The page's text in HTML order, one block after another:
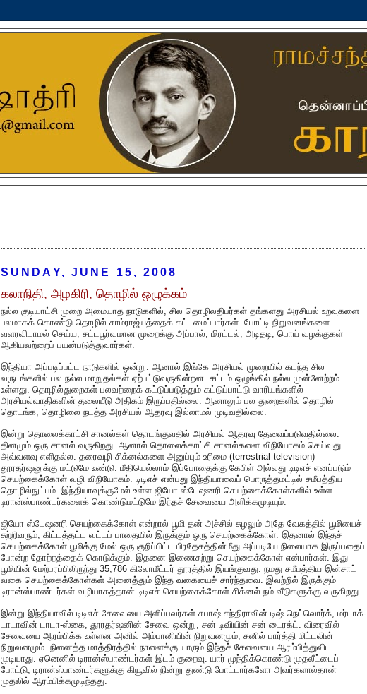
SUNDAY, JUNE 15, 2008
கலாநிதி, அழகிரி, தொழில் ஒழுக்கம்
நல்ல குடியாட்சி முறை அமையாத நாடுகளில், சில தொழிலதிபர்கள் தங்களது அரசியல் உறவுகளை
பலமாகக் கொண்டு தொழில் சாம்ராஜ்யத்தைக் கட்டமைப்பார்கள். போட்டி நிறுவனங்களை
வளரவிடாமல் செய்ய, சட்டபூர்வமான முறைக்கு அப்பால், மிரட்டல், அடிதடி, பொய் வழக்குகள்
ஆகியவற்றைப் பயன்படுத்துவார்கள்.
இந்தியா அப்படிப்பட்ட நாடுகளில் ஒன்று. ஆனால் இங்கே அரசியல் முறையில் கடந்த சில
வருடங்களில் பல நல்ல மாறுதல்கள் ஏற்பட்டுவருகின்றன. சட்டம் ஒழுங்கில் நல்ல முன்னேற்றம்
உள்ளது. தொழில்துறைகள் பலவற்றைக் கட்டுப்படுத்தும் கட்டுப்பாட்டு வாரியங்களில்
அரசியல்வாதிகளின் தலையீடு அதிகம் இருப்பதில்லை. ஆனாலும் பல துறைகளில் தொழில்
தொடங்க, தொழிலை நடத்த அரசியல் ஆதரவு இல்லாமல் முடிவதில்லை.
இன்று தொலைக்காட்சி சானல்கள் தொடங்குவதில் அரசியல் ஆதரவு தேவைப்படுவதில்லை.
தினமும் ஒரு சானல் வருகிறது. ஆனால் தொலைக்காட்சி சானல்களை விநியோகம் செய்வது
அவ்வளவு எளிதல்ல. தரைவழி சிக்னல்களை அனுப்பும் உரிமை (terrestrial television)
தூரதர்ஷனுக்கு மட்டுமே உண்டு. மீதியெல்லாம் இப்போதைக்கு கேபிள் அல்லது டிடிஎச் எனப்படும்
செயற்கைக்கோள் வழி விநியோகம். டிடிஎச் என்பது இந்தியாவைப் பொருத்தமட்டில் சமீபத்திய
தொழில்நுட்பம். இந்தியாவுக்குமேல் உள்ள ஜியோ ஸ்டேஷனரி செயற்கைக்கோள்களில் உள்ள
டிரான்ஸ்பாண்டர்களைக் கொண்டுமட்டுமே இந்தச் சேவையை அளிக்கமுடியும்.
ஜியோ ஸ்டேஷனரி செயற்கைக்கோள் என்றால் பூமி தன் அச்சில் சுழலும் அதே வேகத்தில் பூமியைச்
சுற்றிவரும், கிட்டத்தட்ட வட்டப் பாதையில் இருக்கும் ஒரு செயற்கைக்கோள். இதனால் இந்தச்
செயற்கைக்கோள் பூமிக்கு மேல் ஒரு குறிப்பிட்ட பிரதேசத்தின்மீது அப்படியே நிலையாக இருப்பதைப்
போன்ற தோற்றத்தைக் கொடுக்கும். இதனை இணைசுற்று செயற்கைக்கோள் என்பார்கள். இது
பூமியின் மேற்பரப்பிலிருந்து 35,786 கிலோமீட்டர் தூரத்தில் இயங்குவது. நமது சமீபத்திய இன்சாட்
வகை செயற்கைக்கோள்கள் அனைத்தும் இந்த வகையைச் சார்ந்தவை. இவற்றில் இருக்கும்
டிரான்ஸ்பாண்டர்கள் வழியாகத்தான் டிடிஎச் செயற்கைக்கோள் சிக்னல் நம் வீடுகளுக்கு வருகிறது.
இன்று இந்தியாவில் டிடிஎச் சேவையை அளிப்பவர்கள் சுபாஷ் சந்திராவின் டிஷ் நெட்வொர்க், மர்டாக்-
டாடாவின் டாடா-ஸ்கை, தூரதர்ஷனின் சேவை ஒன்று, சன் டிவியின் சன் டைரக்ட். விரைவில்
சேவையை ஆரம்பிக்க உள்ளன அனில் அம்பானியின் நிறுவனமும், சுனில் பார்த்தி மிட்டலின்
நிறுவனமும். நினைத்த மாத்திரத்தில் நாளைக்கு யாரும் இந்தச் சேவையை ஆரம்பித்துவிட
முடியாது. ஏனெனில் டிரான்ஸ்பாண்டர்கள் இடம் குறைவு. யார் முந்திக்கொண்டு முதலீட்டைப்
போட்டு, டிரான்ஸ்பாண்டர்களுக்கு கியூவில் நின்று துண்டு போட்டார்களோ அவர்களால்தான்
முதலில் ஆரம்பிக்கமுடிந்தது.